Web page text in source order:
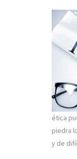
ética
piedra
y de